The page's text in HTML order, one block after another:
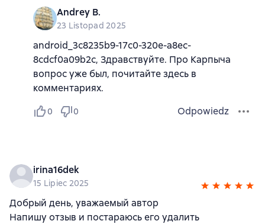
Andrey B.
23 Listopad 2025
android_3c8235b9-17c0-320e-a8ec-
8cdcf0a09b2c, Здравствуйте. Про Карпыча
вопрос уже был, почитайте здесь в
комментариях.
0 0 Odpowiedz
irina16dek
15 Lipiec 2025
Добрый день, уважаемый автор
Напишу отзыв и постараюсь его удалить